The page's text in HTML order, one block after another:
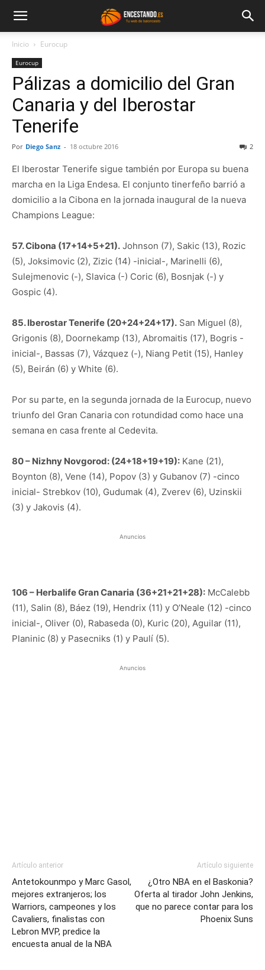
Inicio Eurocup
Eurocup
Pálizas a domicilio del Gran
Canaria y del Iberostar
Tenerife
Por Diego Sanz - 18 octubre 2016 2
El Iberostar Tenerife sigue también por Europa su buena
marcha en la Liga Endesa. El conjunto tinerfeño barrió a
domicilio a la Cibona en la jornada inaugural de la nueva
Champions League:
57. Cibona (17+14+5+21). Johnson (7), Sakic (13), Rozic
(5), Joksimovic (2), Zizic (14) -inicial-, Marinelli (6),
Sulejmenovic (-), Slavica (-) Coric (6), Bosnjak (-) y
Gospic (4).
85. Iberostar Tenerife (20+24+24+17). San Miguel (8),
Grigonis (8), Doornekamp (13), Abromaitis (17), Bogris -
inicial-, Bassas (7), Vázquez (-), Niang Petit (15), Hanley
(5), Beirán (6) y White (6).
Por su parte, en la segunda jornada de la Eurocup, nuevo
triunfo del Gran Canaria con rotundidad como hace una
semana en casa frente al Cedevita.
80 – Nizhny Novgorod: (24+18+19+19): Kane (21),
Boynton (8), Vene (14), Popov (3) y Gubanov (7) -cinco
inicial- Strebkov (10), Gudumak (4), Zverev (6), Uzinskii
(3) y Jakovis (4).
Anuncios
106 – Herbalife Gran Canaria (36+21+21+28): McCalebb
(11), Salin (8), Báez (19), Hendrix (11) y O’Neale (12) -cinco
inicial-, Oliver (0), Rabaseda (0), Kuric (20), Aguilar (11),
Planinic (8) y Pasecniks (1) y Paulí (5).
Anuncios
Artículo anterior
Antetokounmpo y Marc Gasol,
mejores extranjeros; los
Warriors, campeones y los
Cavaliers, finalistas con
Lebron MVP, predice la
encuesta anual de la NBA
Artículo siguiente
¿Otro NBA en el Baskonia?
Oferta al tirador John Jenkins,
que no parece contar para los
Phoenix Suns